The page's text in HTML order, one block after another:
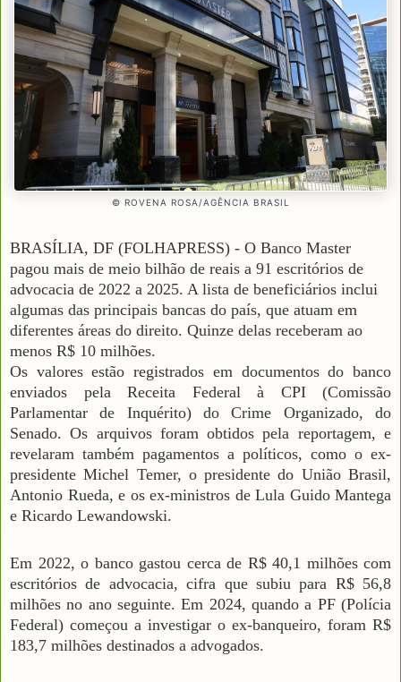
© ROVENA ROSA/AGÊNCIA BRASIL
BRASÍLIA, DF (FOLHAPRESS) - O Banco Master
pagou mais de meio bilhão de reais a 91 escritórios de
advocacia de 2022 a 2025. A lista de beneficiários inclui
algumas das principais bancas do país, que atuam em
diferentes áreas do direito. Quinze delas receberam ao
menos R$ 10 milhões.
Os valores estão registrados em documentos do banco
enviados pela Receita Federal à CPI (Comissão
Parlamentar de Inquérito) do Crime Organizado, do
Senado. Os arquivos foram obtidos pela reportagem, e
revelaram também pagamentos a políticos, como o ex-
presidente Michel Temer, o presidente do União Brasil,
Antonio Rueda, e os ex-ministros de Lula Guido Mantega
e Ricardo Lewandowski.
Em 2022, o banco gastou cerca de R$ 40,1 milhões com
escritórios de advocacia, cifra que subiu para R$ 56,8
milhões no ano seguinte. Em 2024, quando a PF (Polícia
Federal) começou a investigar o ex-banqueiro, foram R$
183,7 milhões destinados a advogados.